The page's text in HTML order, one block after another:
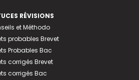
RÉVISIONS
et Méthodo
probables Brevet
Probables Bac
corrigés Brevet
corrigés Bac